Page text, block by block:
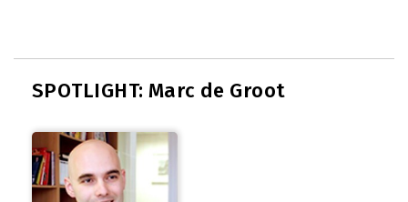
SPOTLIGHT: Marc de Groot